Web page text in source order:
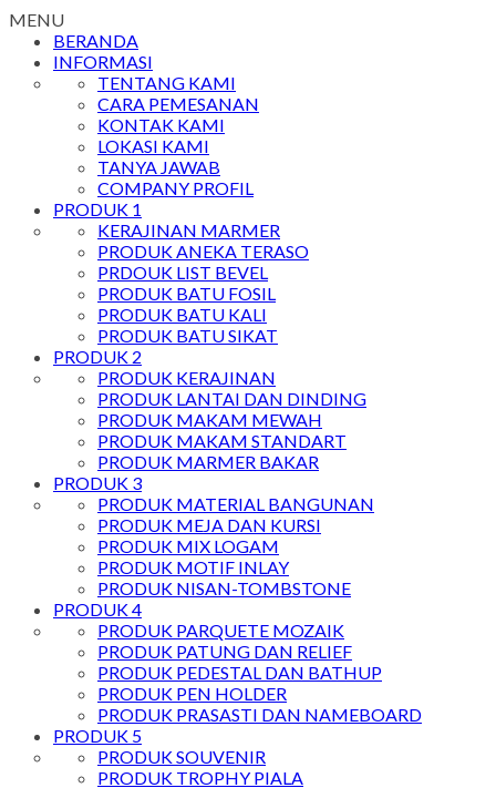
MENU
BERANDA
INFORMASI
TENTANG KAMI
CARA PEMESANAN
KONTAK KAMI
LOKASI KAMI
TANYA JAWAB
COMPANY PROFIL
PRODUK 1
KERAJINAN MARMER
PRODUK ANEKA TERASO
PRDOUK LIST BEVEL
PRODUK BATU FOSIL
PRODUK BATU KALI
PRODUK BATU SIKAT
PRODUK 2
PRODUK KERAJINAN
PRODUK LANTAI DAN DINDING
PRODUK MAKAM MEWAH
PRODUK MAKAM STANDART
PRODUK MARMER BAKAR
PRODUK 3
PRODUK MATERIAL BANGUNAN
PRODUK MEJA DAN KURSI
PRODUK MIX LOGAM
PRODUK MOTIF INLAY
PRODUK NISAN-TOMBSTONE
PRODUK 4
PRODUK PARQUETE MOZAIK
PRODUK PATUNG DAN RELIEF
PRODUK PEDESTAL DAN BATHUP
PRODUK PEN HOLDER
PRODUK PRASASTI DAN NAMEBOARD
PRODUK 5
PRODUK SOUVENIR
PRODUK TROPHY PIALA